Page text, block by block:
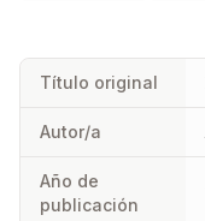
Título original
Autor/a
Año de
publicación